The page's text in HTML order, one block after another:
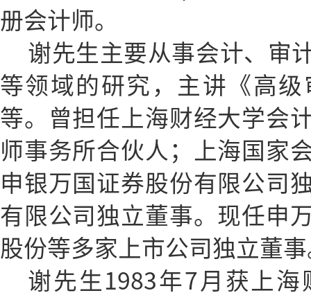
册会计师。
谢先生主要从事会计、审
等领域的研究，主讲《高
等。曾担任上海财经大学会
师事务所合伙人；上海国家
申银万国证券股份有限公司
有限公司独立董事。现任申
股份等多家上市公司独立董
谢先生1983年7月获上